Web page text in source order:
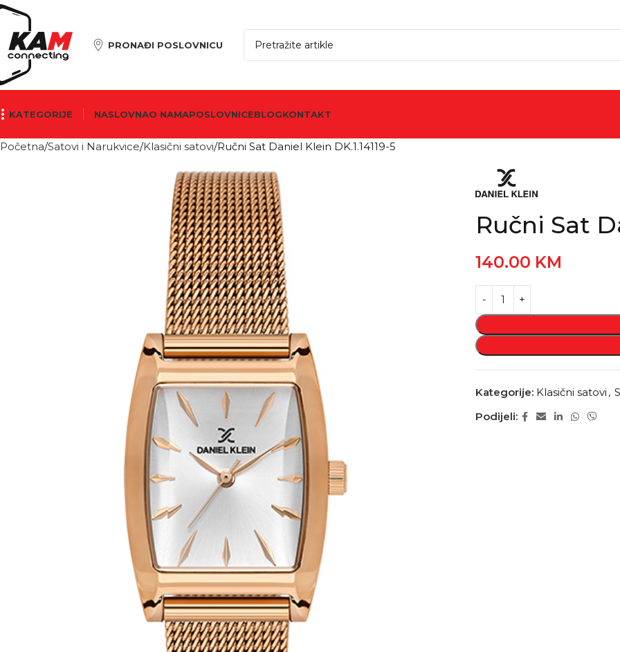
PRONAĐI POSLOVNICU
KATEGORIJE NASLOVNAO NAMAPOSLOVNICEBLOGKONTAKT
Početna Satovi i Narukvice Klasični satovi Ručni Sat Daniel Klein DK.1.14119-5
Ručni Sat
140.00 KM
Kategorije: Klasični satovi ,
Podijeli: